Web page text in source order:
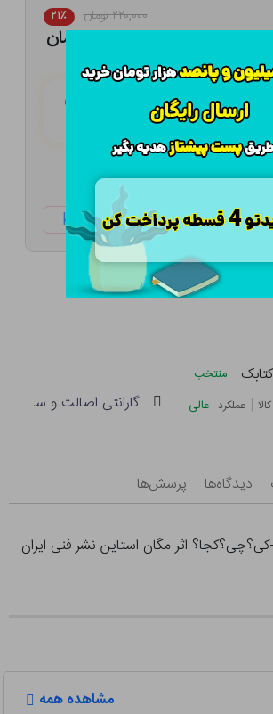
۲۲۰,۰۰۰ تومان ۲۱٪
۱۷۳,۸۰۰ تومان
هـر قسط با تــرب‌پــی:
ketabtala.com/sbp-37791
منتخب
| عملکرد عالی گارانتی اصالت و سلامت
دیدگاه‌ها پرسش‌ها
اثر مگان استاین نشر فنی ایران
مشاهده همه